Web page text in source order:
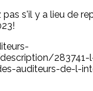
pas s'il y a lieu de
283741-
auditeurs-de-l-